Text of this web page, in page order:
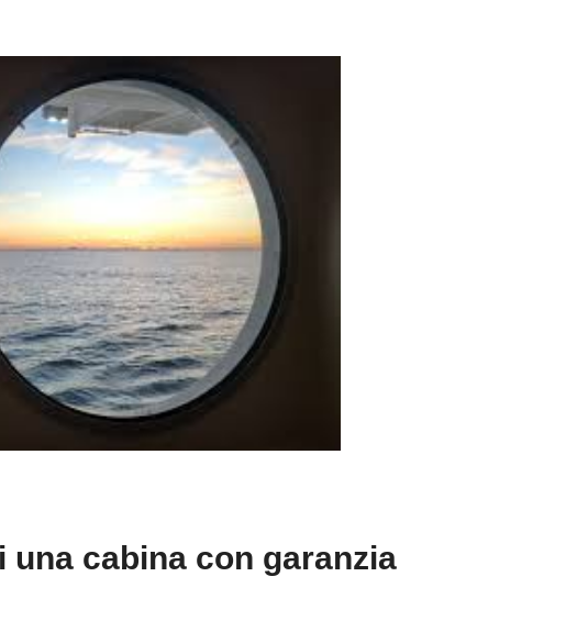
cabina con garanzia